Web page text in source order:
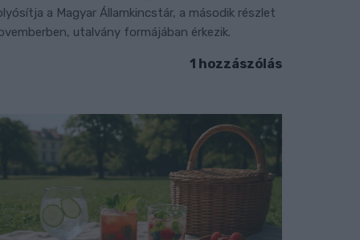
a Magyar Államkincstár, a második részlet
utalvány formájában érkezik.
1 hozzászólás